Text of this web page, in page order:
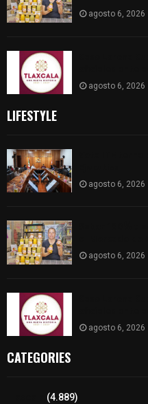
agosto 6, 2026
agosto 6, 2026
LIFESTYLE
agosto 6, 2026
agosto 6, 2026
agosto 6, 2026
CATEGORIES
(4.889)